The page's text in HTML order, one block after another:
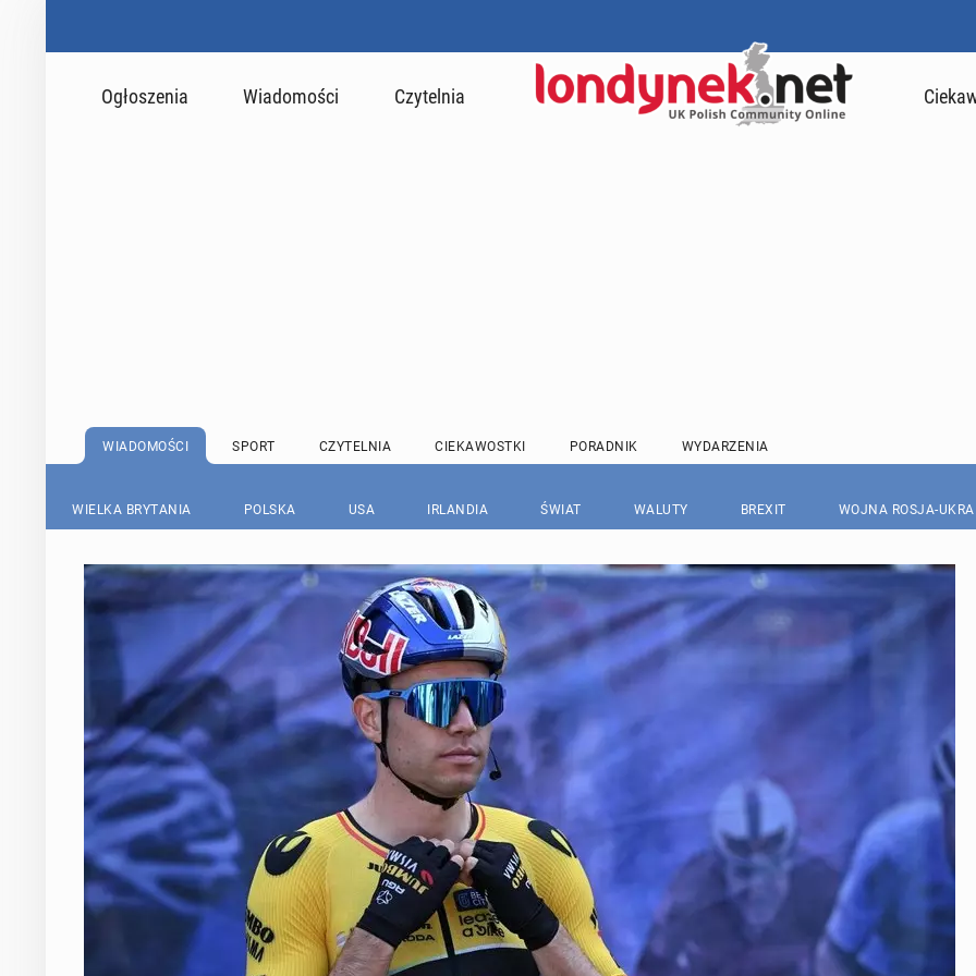
Ogłoszenia Wiadomości Czytelnia
WIADOMOŚCI SPORT CZYTELNIA CIEKAWOSTKI PORADNIK WYDARZENIA
WIELKA BRYTANIA POLSKA USA IRLANDIA ŚWIAT WALUTY BREXIT WOJNA ROSJA-